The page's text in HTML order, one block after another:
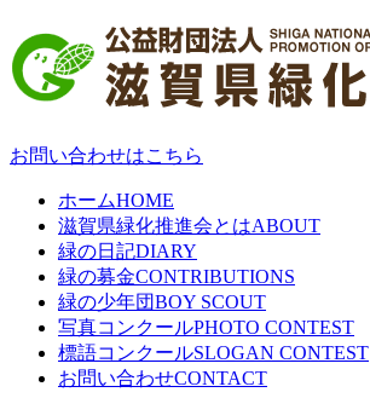
お問い合わせはこちら
ホームHOME
滋賀県緑化推進会とはABOUT
緑の日記DIARY
緑の募金CONTRIBUTIONS
緑の少年団BOY SCOUT
写真コンクールPHOTO CONTEST
標語コンクールSLOGAN CONTEST
お問い合わせCONTACT